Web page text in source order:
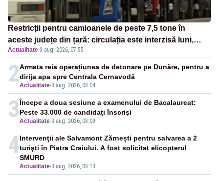
Restricții pentru camioanele de peste 7,5 tone în
aceste județe din țară: circulația este interzisă luni,
între orele 12:00 și 20:00
Actualitate·3 aug. 2026, 07:55
2Actualitate-3 aug. 2026, 08:04
Armata reia operațiunea de detonare pe Dunăre, pentru a
dirija apa spre Centrala Cernavodă
3Actualitate-3 aug. 2026, 08:09
Începe a doua sesiune a examenului de Bacalaureat:
Peste 33.000 de candidaţi înscrişi
4
Actualitate-3 aug. 2026, 08:13
Intervenţii ale Salvamont Zărnești pentru salvarea a 2
turişti în Piatra Craiului. A fost solicitat elicopterul
SMURD